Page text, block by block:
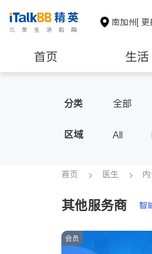
南加州[ 更
首页 生活
分类 全部
脊椎神
区域 All
Inyo &
首页 医生
其他服务商 智
会员